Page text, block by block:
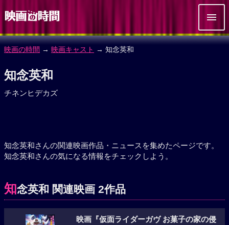
映画の時間 → 映画キャスト → 知念英和
知念英和
チネンヒデカズ
知念英和さんの関連映画作品・ニュースを集めたページです。
知念英和さんの気になる情報をチェックしよう。
知念英和 関連映画 2作品
映画『仮面ライダーガヴ お菓子の家の侵